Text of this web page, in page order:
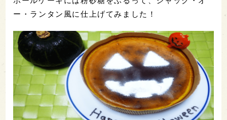
ー・ランタン風に仕上げてみました！